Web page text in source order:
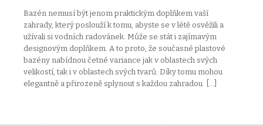
Bazén nemusí být jenom praktickým doplňkem vaší
zahrady, který poslouží k tomu, abyste se v létě osvěžili a
užívali si vodních radovánek. Může se stát i zajímavým
designovým doplňkem. A to proto, že současné plastové
bazény nabídnou četné variance jak v oblastech svých
velikostí, tak i v oblastech svých tvarů. Díky tomu mohou
elegantně a přirozeně splynout s každou zahradou. […]